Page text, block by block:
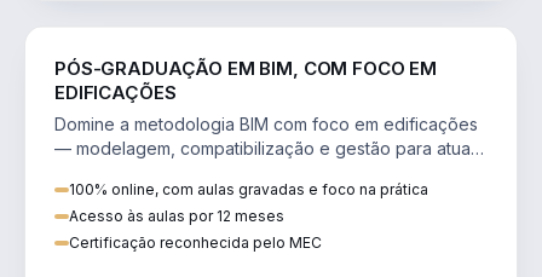
PÓS-GRADUAÇÃO EM BIM, COM FOCO EM
EDIFICAÇÕES
Domine a metodologia BIM com foco em edificações
— modelagem, compatibilização e gestão para atuar
100% online, com aulas gravadas e foco na prática
Acesso às aulas por 12 meses
Certificação reconhecida pelo MEC